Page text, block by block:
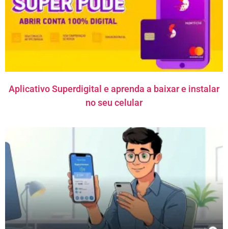
Aplicativo Superdigital e aprenda a baixar e instalar
no seu celular